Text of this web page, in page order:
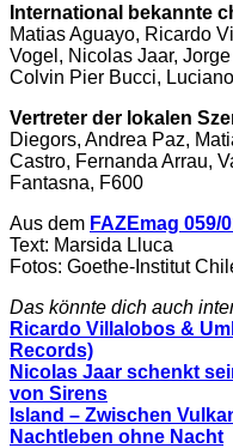
International bekannte
Matias Aguayo, Ricardo
Vogel, Nicolas Jaar,
Colvin Pier Bucci,
Vertreter der lokalen
Diegors, Andrea Paz,
Castro, Fernanda Arrau,
Fantasna, F600
Aus dem FAZEmag 059/
Text: Marsida Lluca
Fotos: Goethe-Institut
Das könnte dich auch
Ricardo Villalobos &
Records)
Nicolas Jaar schenkt
von Sirens
Island – Zwischen
Nachtleben ohne Nacht